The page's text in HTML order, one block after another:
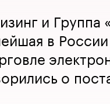
и
в
о